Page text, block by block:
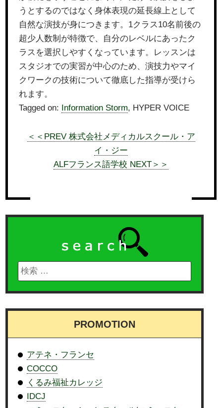
うとするのではなく身体表現の延長線上として
自然な演技が身につきます。1クラス10名前後の
超少人数制が特徴で、自分のレベルにあったク
ラスを選択しやすくなっています。レッスンは
スタジオでの実習が中心のため、演技力やマイ
クワークの技術について徹底した指導が受けら
れます。
Tagged on: Information Storm, HYPER VOICE
＜＜PREV 株式会社メディカルスクール・ア
イ・ジー
ALFフランス語学校 NEXT＞＞
PROMOTION
アテネ・フランセ
COCCO
くるみ福祉カレッジ
IDCJ